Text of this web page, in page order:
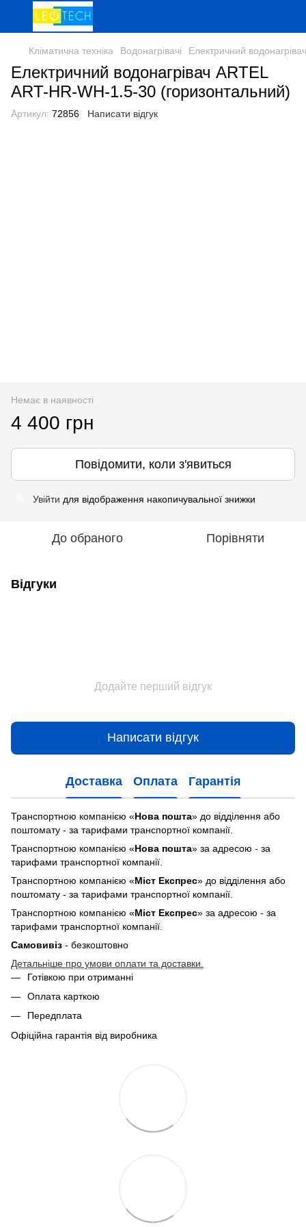
Кліматична техніка Водонагрівачі Електричний
Електричний водонагрівач ARTEL
ART-HR-WH-1.5-30 (горизонтальний)
Артикул: 72856 Написати відгук
Немає в наявності
4 400 грн
Повідомити, коли з'явиться
Увійти для відображення накопичувальної знижки
До обраного Порівняти
Відгуки
Додайте перший відгук
Написати відгук
Доставка Оплата Гарантія
Транспортною компанією «Нова пошта» до відділення або
поштомату - за тарифами транспортної компанії.
Транспортною компанією «Нова пошта» за адресою - за
тарифами транспортної компанії.
Транспортною компанією «Міст Експрес» до відділення або
поштомату - за тарифами транспортної компанії.
Транспортною компанією «Міст Експрес» за адресою - за
тарифами транспортної компанії.
Самовивіз - безкоштовно
Детальніше про умови оплати та доставки.
Готівкою при отриманні
Оплата карткою
Передплата
Офіційна гарантія від виробника